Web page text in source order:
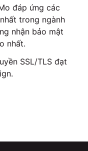
đáp ứng các
trong ngành
nhận bảo mật
nhất.
SSL/TLS đạt